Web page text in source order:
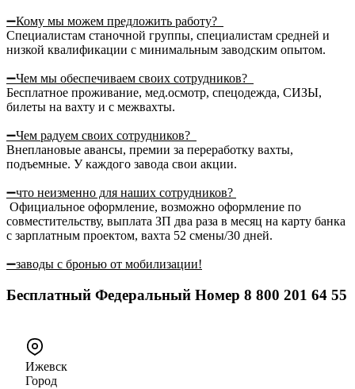
➖Кому мы можем предложить работу?
Специалистам станочной группы, специалистам средней и
низкой квалификации с минимальным заводским опытом.
➖Чем мы обеспечиваем своих сотрудников?
Бесплатное проживание, мед.осмотр, спецодежда, СИЗЫ,
билеты на вахту и с межвахты.
➖Чем радуем своих сотрудников?
Внеплановые авансы, премии за переработку вахты,
подъемные. У каждого завода свои акции.
➖что неизменно для наших сотрудников?
Официальное оформление, возможно оформление по
совместительству, выплата ЗП два раза в месяц на карту банка
с зарплатным проектом, вахта 52 смены/30 дней.
➖заводы с бронью от мобилизации!
Бесплатный Федеральный Номер 8 800 201 64 55
Ижевск
Город